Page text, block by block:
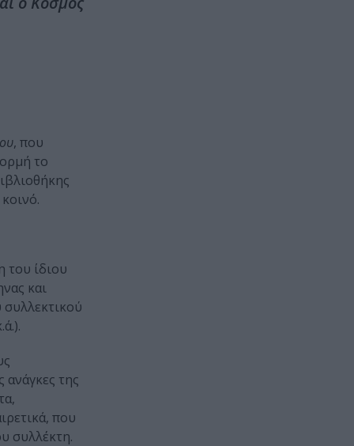
, που
το
του ίδιου
και
ανάγκες της
που
συλλέκτη.